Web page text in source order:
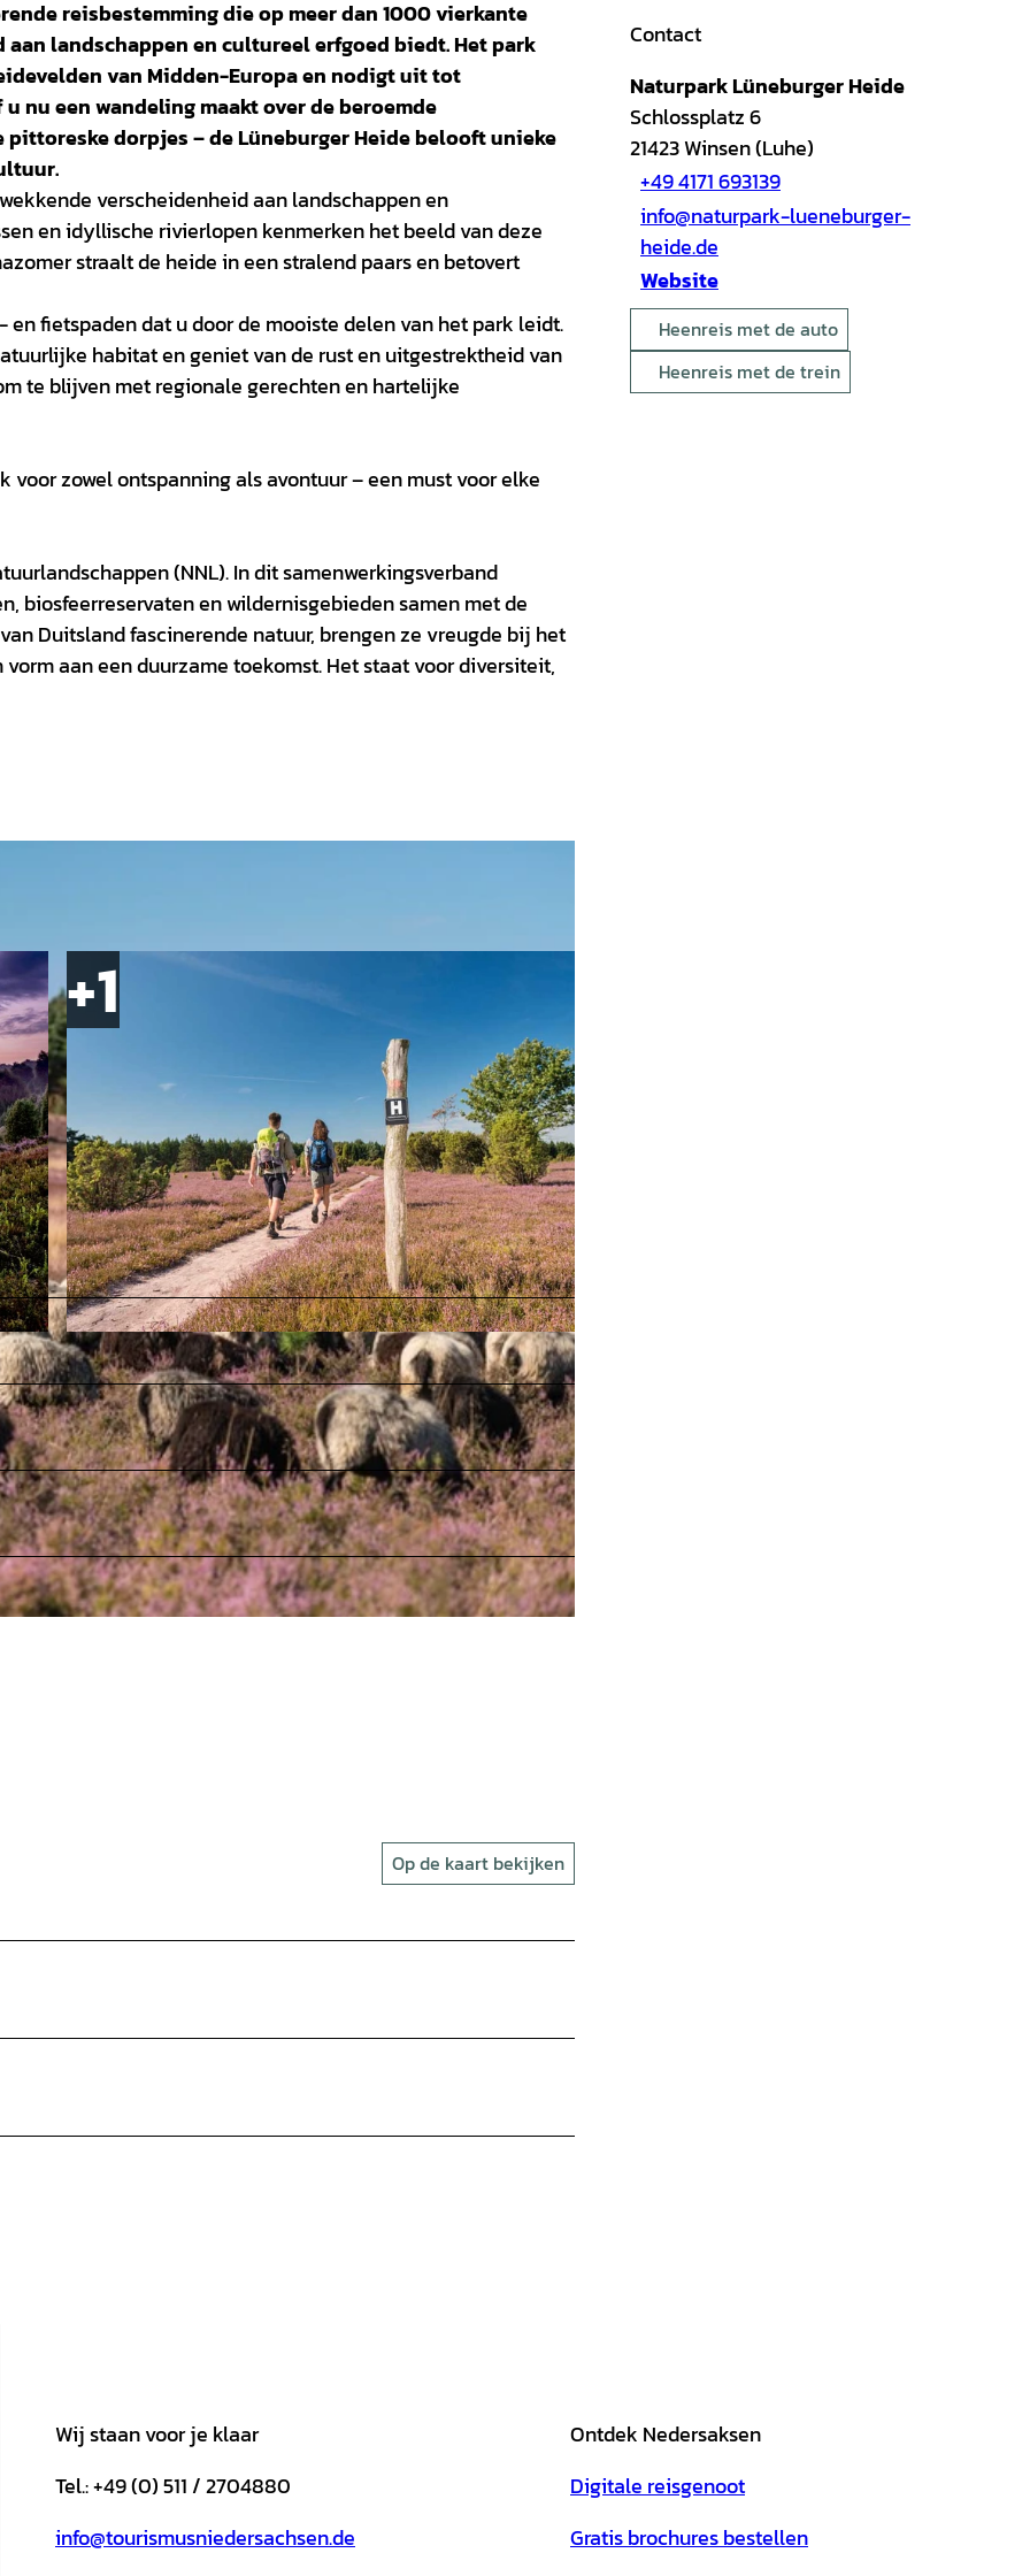
reisbestemming die op meer dan 1000 vierkante
landschappen en cultureel erfgoed biedt. Het park
van Midden-Europa en nodigt uit tot
nu een wandeling maakt over de beroemde
pittoreske dorpjes – de Lüneburger Heide belooft unieke
verscheidenheid aan landschappen en
en idyllische rivierlopen kenmerken het beeld van deze
straalt de heide in een stralend paars en betovert
fietspaden dat u door de mooiste delen van het park leidt.
habitat en geniet van de rust en uitgestrektheid van
te blijven met regionale gerechten en hartelijke
zowel ontspanning als avontuur – een must voor elke
(NNL). In dit samenwerkingsverband
biosfeerreservaten en wildernisgebieden samen met de
Duitsland fascinerende natuur, brengen ze vreugde bij het
aan een duurzame toekomst. Het staat voor diversiteit,
© Lüneburger Heide GmbH / Dominik Ketz | CC-BY-SA
Op de kaart bekijken
Contact
Naturpark Lüneburger Heide
Schlossplatz 6
21423Winsen (Luhe)
+49 4171 693139
info@naturpark-lueneburger-
heide.de
Website
Heenreis met de auto
Heenreis met de trein
Wij staan voor je klaar
Tel.: +49 (0) 511 / 2704880
info@tourismusniedersachsen.de
Ontdek Nedersaksen
Digitale reisgenoot
Gratis brochures bestellen